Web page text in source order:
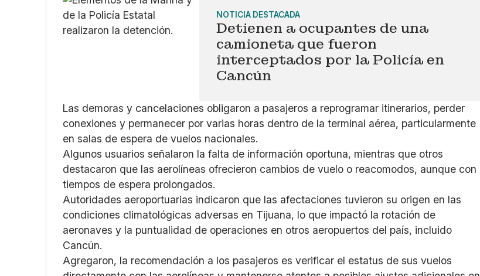
NOTICIA DESTACADA
Detienen a ocupantes de una
camioneta que fueron
interceptados por la Policía en
Cancún
Las demoras y cancelaciones obligaron a pasajeros a reprogramar itinerarios, perder
conexiones y permanecer por varias horas dentro de la terminal aérea, particularmente
en salas de espera de vuelos nacionales.
Algunos usuarios señalaron la falta de información oportuna, mientras que otros
destacaron que las aerolíneas ofrecieron cambios de vuelo o reacomodos, aunque con
tiempos de espera prolongados.
Autoridades aeroportuarias indicaron que las afectaciones tuvieron su origen en las
condiciones climatológicas adversas en Tijuana, lo que impactó la rotación de
aeronaves y la puntualidad de operaciones en otros aeropuertos del país, incluido
Cancún.
Agregaron, la recomendación a los pasajeros es verificar el estatus de sus vuelos